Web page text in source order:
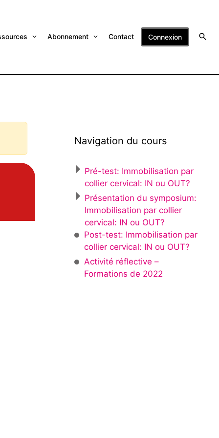
Abonnement Contact Connexion
Navigation du cours
Pré-test: Immobilisation par
collier cervical: IN ou OUT?
Présentation du symposium:
Immobilisation par collier
cervical: IN ou OUT?
Post-test: Immobilisation par
collier cervical: IN ou OUT?
Activité réflective –
Formations de 2022